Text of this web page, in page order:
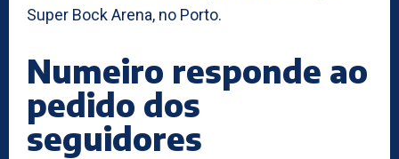
Super Bock Arena, no Porto.
Numeiro responde ao
pedido dos
seguidores